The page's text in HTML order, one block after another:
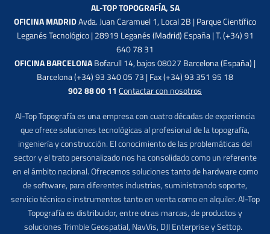
AL-TOP TOPOGRAFÍA, SA
OFICINA MADRIDAvda. Juan Caramuel 1, Local 2B | Parque Científico
Leganés Tecnológico | 28919 Leganés (Madrid) España | T. (+34) 91
640 78 31
OFICINA BARCELONABofarull 14, bajos 08027 Barcelona (España) |
Barcelona (+34) 93 340 05 73 | Fax (+34) 93 351 95 18
902 88 00 11 Contactar con nosotros
Al-Top Topografía es una empresa con cuatro décadas de experiencia
que ofrece soluciones tecnológicas al profesional de la topografía,
ingeniería y construcción. El conocimiento de las problemáticas del
sector y el trato personalizado nos ha consolidado como un referente
en el ámbito nacional. Ofrecemos soluciones tanto de hardware como
de software, para diferentes industrias, suministrando soporte,
servicio técnico e instrumentos tanto en venta como en alquiler. Al-Top
Topografía es distribuidor, entre otras marcas, de productos y
soluciones Trimble Geospatial, NavVis, DJI Enterprise y Settop.